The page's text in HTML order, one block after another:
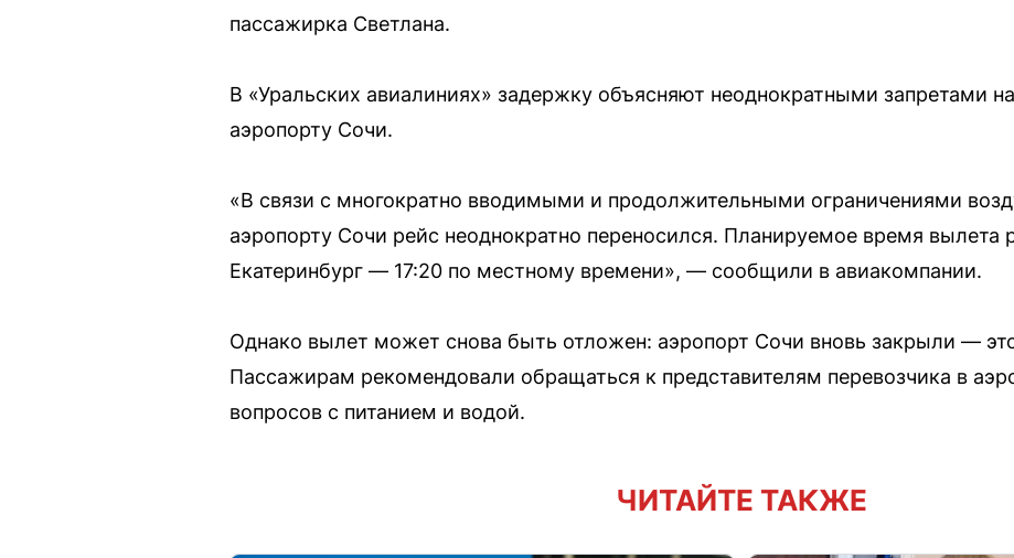
пассажирка Светлана.
В «Уральских авиалиниях» задержку объясняют неоднократными запретами
аэропорту Сочи.
«В связи с многократно вводимыми и продолжительными ограничениями
аэропорту Сочи рейс неоднократно переносился. Планируемое время
Екатеринбург — 17:20 по местному времени», — сообщили в авиакомпании.
Однако вылет может снова быть отложен: аэропорт Сочи вновь закрыли —
Пассажирам рекомендовали обращаться к представителям перевозчика в
вопросов с питанием и водой.
ЧИТАЙТЕ ТАКЖЕ